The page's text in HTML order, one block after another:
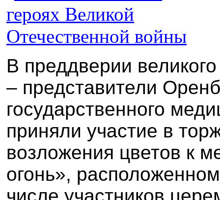
В преддверии
– представители
государственного
приняли участие в
возложения цветов к
огонь»,
числе участников